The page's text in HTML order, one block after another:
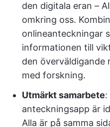
den digitala eran –
omkring oss.
onlineanteckningar
informationen till
den
med forskning.
Utmärkt samarbete:
anteckningsapp är
Alla är på samma